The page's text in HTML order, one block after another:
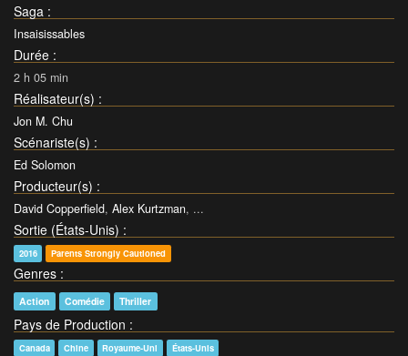
Saga :
Insaisissables
Durée :
2 h 05 min
Réalisateur(s) :
Jon M. Chu
Scénariste(s) :
Ed Solomon
Producteur(s) :
David Copperfield, Alex Kurtzman, ...
Sortie (États-Unis) :
2016 Parents Strongly Cautioned
Genres :
Action Comédie Thriller
Pays de Production :
Canada Chine Royaume-Uni États-Unis